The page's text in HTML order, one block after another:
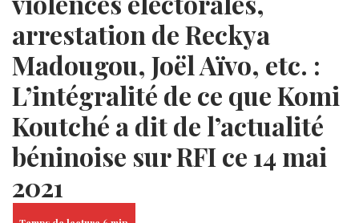
arrestation de Reckya
Madougou, Joël Aïvo, etc. :
L’intégralité de ce que Komi
Koutché a dit de l’actualité
béninoise sur RFI ce 14 mai
2021